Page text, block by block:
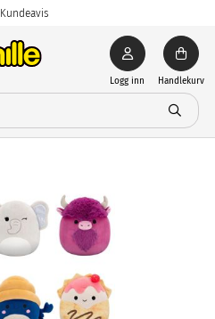
Kundeavis
Logg inn Handlekurv